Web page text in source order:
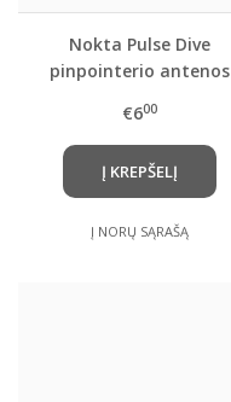
Nokta Pulse Dive
pinpointerio antenos
gaubtelis
€600
Į KREPŠELĮ
Į NORŲ SĄRAŠĄ